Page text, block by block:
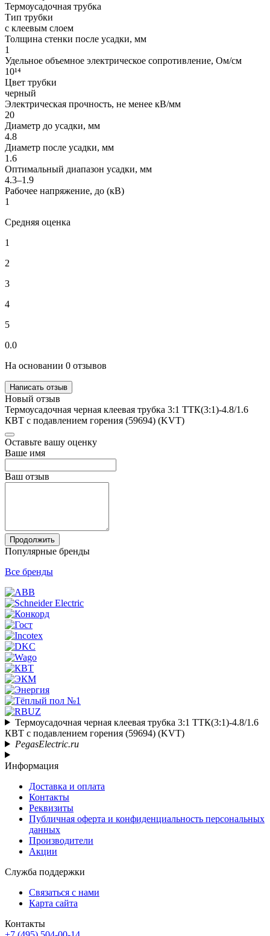
Термоусадочная трубка
Тип трубки
с клеевым слоем
Толщина стенки после усадки, мм
1
Удельное объемное электрическое сопротивление, Ом/см
10¹⁴
Цвет трубки
черный
Электрическая прочность, не менее кВ/мм
20
Диаметр до усадки, мм
4.8
Диаметр после усадки, мм
1.6
Оптимальный диапазон усадки, мм
4.3–1.9
Рабочее напряжение, до (кВ)
1
Средняя оценка
1
2
3
4
5
0.0
На основании 0 отзывов
Написать отзыв
Новый отзыв
Термоусадочная черная клеевая трубка 3:1 ТТК(3:1)-4.8/1.6
КВТ с подавлением горения (59694) (KVT)
Оставьте вашу оценку
Ваше имя
Ваш отзыв
Продолжить
Популярные бренды
Все бренды
Термоусадочная черная клеевая трубка 3:1 ТТК(3:1)-4.8/1.6
КВТ с подавлением горения (59694) (KVT)
PegasElectric.ru
Информация
Доставка и оплата
Контакты
Реквизиты
Публичная оферта и конфиденциальность персональных
данных
Производители
Акции
Служба поддержки
Связаться с нами
Карта сайта
Контакты